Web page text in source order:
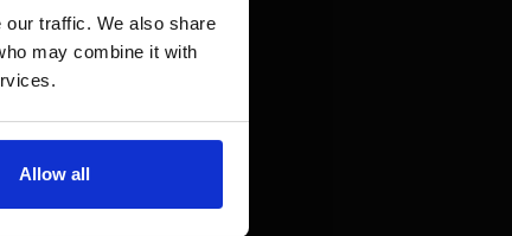
traffic. We also share
may combine it with
Allow all